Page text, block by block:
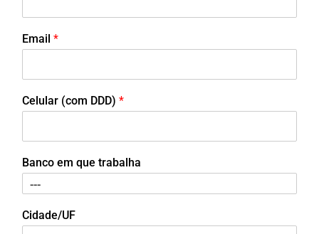
Email *
Celular (com DDD) *
Banco em que trabalha
Cidade/UF